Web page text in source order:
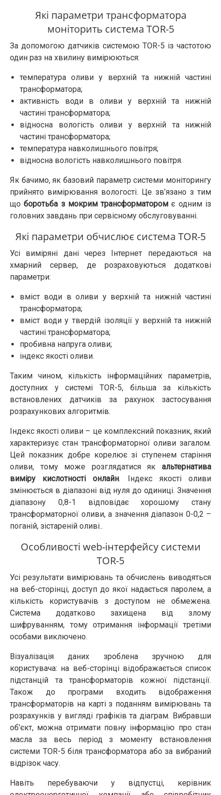
Які параметри трансформатора
моніторить система TOR-5
За допомогою датчиків системою TOR-5 із частотою
один раз на хвилину вимірюються:
температура оливи у верхній та нижній частині
трансформатора;
активність води в оливи у верхній та нижній
частині трансформатора;
відносна вологість оливи у верхній та нижній
частині трансформатора;
температура навколишнього повітря;
відносна вологість навколишнього повітря.
Як бачимо, як базовий параметр системи моніторингу
прийнято вимірювання вологості. Це зв’язано з тим
щоборотьба з мокрим трансформатором є одним із
головних завдань при сервісному обслуговуванні.
Які параметри обчислює система TOR-5
Усі виміряні дані через Інтернет передаються на
хмарний сервер, де розраховуються додаткові
параметри:
вміст води в оливи у верхній та нижній частині
трансформатора;
вміст води у твердій ізоляції у верхній та нижній
частині трансформатора;
пробивна напруга оливи;
індекс якості оливи.
Таким чином, кількість інформаційних параметрів,
доступних у системі TOR-5, більша за кількість
встановлених датчиків за рахунок застосування
розрахункових алгоритмів.
Індекс якості оливи – це комплексний показник, який
характеризує стан трансформаторної оливи загалом.
Цей показник добре корелює зі ступенем старіння
оливи, тому може розглядатися як альтернатива
виміру кислотності онлайн. Індекс якості оливи
змінюється в діапазоні від нуля до одиниці. Значення
діапазону 0,8-1 відповідає хорошому стану
трансформаторної оливи, а значення діапазон 0-0,2 –
поганій, зістареній оливі..
Особливості web-інтерфейсу системи
TOR-5
Усі результати вимірювань та обчислень виводяться
на веб-сторінці, доступ до якої надається паролем, а
кількість користувачів з доступом не обмежена.
Система додатково захищена від злому
шифруванням, тому отримання інформації третіми
особами виключено.
Візуалізація даних зроблена зручною для
користувача: на веб-сторінці відображається список
підстанцій та трансформаторів кожної підстанції.
Також до програми входить відображення
трансформаторів на карті з поданням вимірювань та
розрахунків у вигляді графіків та діаграм. Вибравши
об’єкт, можна отримати повну інформацію про стан
масла за весь період з моменту встановлення
системи TOR-5 біля трансформатора або за вибраний
відрізок часу.
Навіть перебуваючи у відпустці, керівник